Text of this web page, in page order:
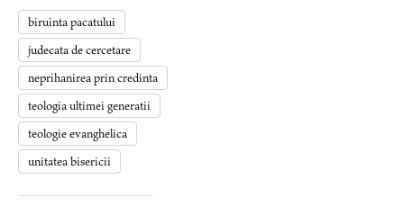
biruinta pacatului
judecata de cercetare
neprihanirea prin credinta
teologia ultimei generatii
teologie evanghelica
unitatea bisericii